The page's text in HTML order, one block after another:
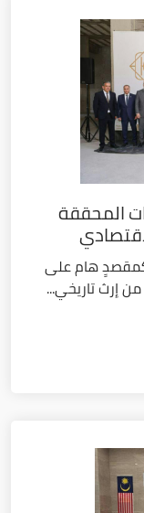
المحققة
هام على
إرث تاريخي...